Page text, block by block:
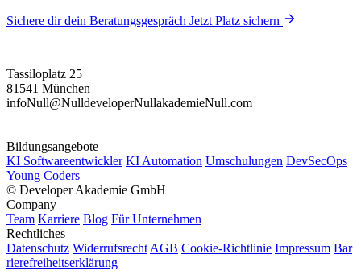
Sichere dir dein Beratungsgespräch Jetzt Platz sichern
Tassiloplatz 25
81541 München
infoNull@NulldeveloperNullakademieNull.com
Bildungsangebote
KI Softwareentwickler KI Automation Umschulungen DevSecOps
Young Coders
© Developer Akademie GmbH
Company
Team Karriere Blog Für Unternehmen
Rechtliches
Datenschutz Widerrufsrecht AGB Cookie-Richtlinie Impressum Bar
rierefreiheitserklärung